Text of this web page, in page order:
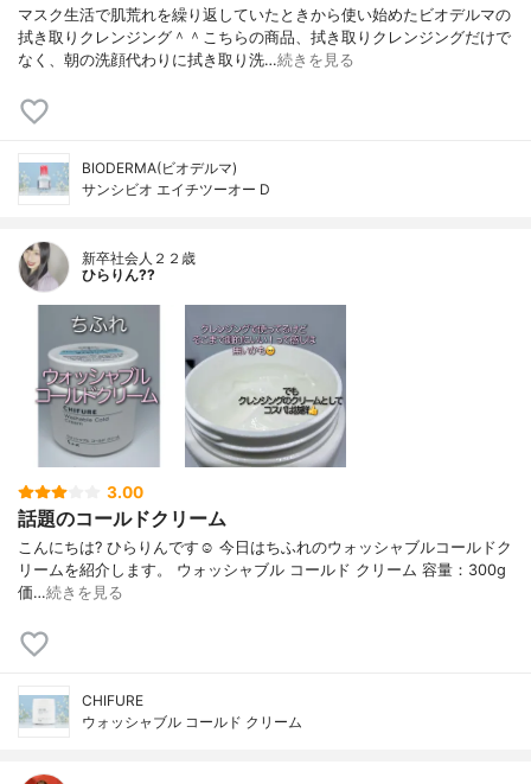
マスク生活で肌荒れを繰り返していたときから使い始めたビオデルマの
拭き取りクレンジング＾＾こちらの商品、拭き取りクレンジングだけで
なく、朝の洗顔代わりに拭き取り洗…続きを見る
BIODERMA(ビオデルマ)
サンシビオ エイチツーオー D
新卒社会人２２歳
ひらりん??
3.00
話題のコールドクリーム
こんにちは? ひらりんです☺️ 今日はちふれのウォッシャブルコールドク
リームを紹介します。 ウォッシャブル コールド クリーム 容量：300g
価…続きを見る
CHIFURE
ウォッシャブル コールド クリーム